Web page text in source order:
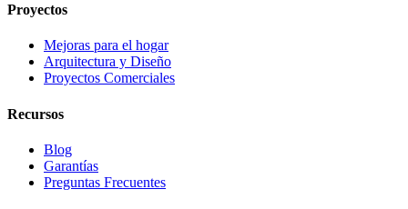
Proyectos
Mejoras para el hogar
Arquitectura y Diseño
Proyectos Comerciales
Recursos
Blog
Garantías
Preguntas Frecuentes